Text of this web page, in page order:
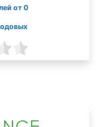
от 0